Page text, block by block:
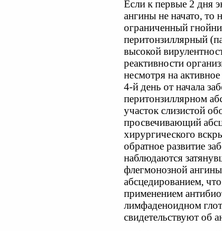
Если к первые 2 дня
ангины не начато, то
ограниченный
перитонзиллярный
высокой
реактивности
несмотря на
4-й день от начала
перитонзиллярном
участок слизистой
просвечивающий
хирургического
обратное развитие
наблюдаются
флегмонозной
абсцедированием,
применением
лимфаденоидном
свидетельствуют об